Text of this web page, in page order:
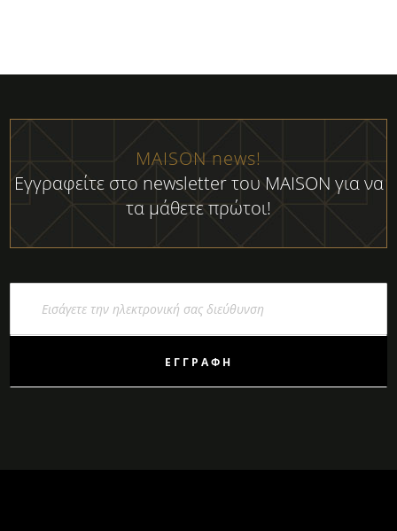
MAISON news!
Εγγραφείτε στο newsletter του MAISON για να
τα μάθετε πρώτοι!
ΕΓΓΡΑΦΉ